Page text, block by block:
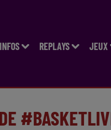
INFOS REPLAYS JEUX